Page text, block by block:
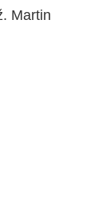
Martin